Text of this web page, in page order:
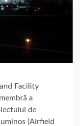
Facility
a
de
(Airfield